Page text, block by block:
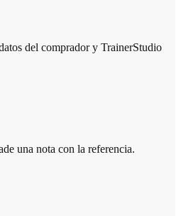
del comprador y TrainerStudio
una nota con la referencia.